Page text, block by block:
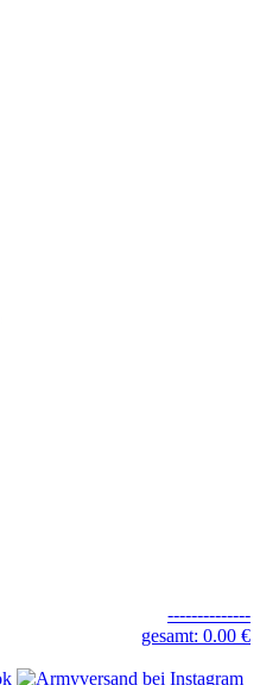
--------------
gesamt: 0.00 €